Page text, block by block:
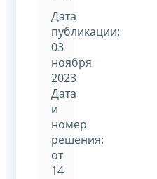
Дата
публикации:
03
ноября
2023
Дата
и
номер
решения:
от
14